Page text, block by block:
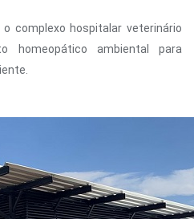
complexo hospitalar veterinário
homeopático ambiental para